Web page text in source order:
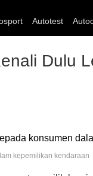
Autotest
Dulu
kepemilikan kendaraan